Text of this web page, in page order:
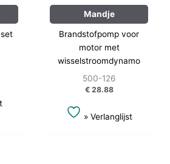
Mandje
Brandstofpomp voor
motor met
wisselstroomdynamo
500-126
€28.88
» Verlanglijst